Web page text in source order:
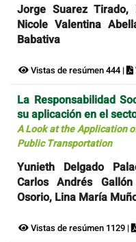
Jorge Suarez Tirado,
Nicole Valentina
Babativa
Vistas de resúmen 444 |
La Responsabilidad
su aplicación en el
A Look at the Application
Public Transportation
Yunieth Delgado
Carlos Andrés
Osorio, Lina María
Vistas de resúmen 1129 |